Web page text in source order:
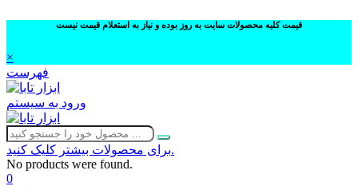
قیمت کلیه محصولات سایت به روز بوده و نیاز به استعلام قیمت نیست
×
فهرست
ورود به سیستم
برای محصولات بیشتر کلیک کنید.
No products were found.
0